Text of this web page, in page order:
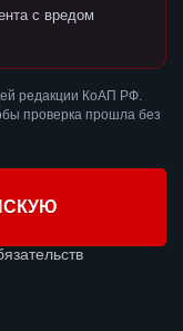
с вредом
редакции КоАП РФ.
проверка прошла без